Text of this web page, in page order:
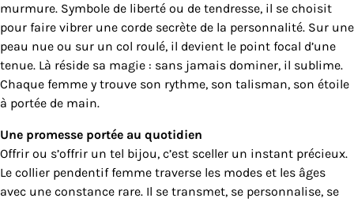
murmure. Symbole de liberté ou de tendresse, il se choisit
pour faire vibrer une corde secrète de la personnalité. Sur une
peau nue ou sur un col roulé, il devient le point focal d’une
tenue. Là réside sa magie : sans jamais dominer, il sublime.
Chaque femme y trouve son rythme, son talisman, son étoile
à portée de main.
Une promesse portée au quotidien
Offrir ou s’offrir un tel bijou, c’est sceller un instant précieux.
Le collier pendentif femme traverse les modes et les âges
avec une constance rare. Il se transmet, se personnalise, se